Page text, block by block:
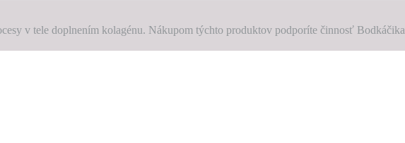
v tele doplnením kolagénu. Nákupom týchto produktov podporíte činnosť Bodkáčika